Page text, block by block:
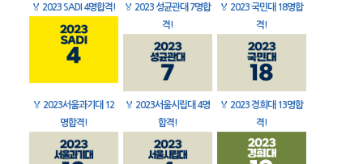
🏅 2023 SADI 4명합격! 🏅 2023 성균관대 7명합
격!
🏅 2023 국민대 18명합
격!
🏅 2023서울과기대 12
명합격!
🏅 2023서울시립대 4명
합격!
🏅 2023 경희대 13명합
격!